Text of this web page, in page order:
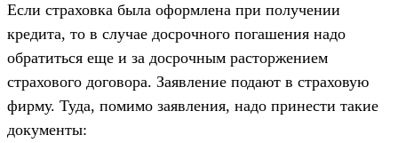
Если страховка была оформлена при получении
кредита, то в случае досрочного погашения надо
обратиться еще и за досрочным расторжением
страхового договора. Заявление подают в страховую
фирму. Туда, помимо заявления, надо принести такие
документы: